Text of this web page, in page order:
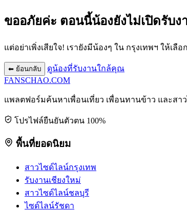
ขออภัยค่ะ ตอนนี้น้องยังไม่เปิดรับง
แต่อย่าเพิ่งเสียใจ! เรายังมีน้องๆ ใน กรุงเทพฯ ให้เลือ
⬅ ย้อนกลับ
ดูน้องที่รับงานใกล้คุณ
FANSCHAO.COM
แพลตฟอร์มค้นหาเพื่อนเที่ยว เพื่อนทานข้าว และส
โปรไฟล์ยืนยันตัวตน 100%
พื้นที่ยอดนิยม
สาวไซด์ไลน์กรุงเทพ
รับงานเชียงใหม่
สาวไซด์ไลน์ชลบุรี
ไซด์ไลน์รัชดา